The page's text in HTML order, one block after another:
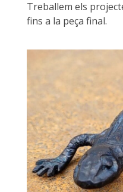
Treballem els
fins a la peça final.